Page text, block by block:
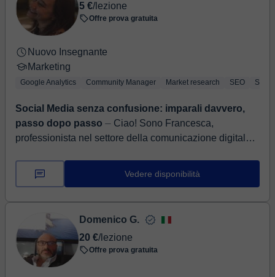
5 €/lezione
Offre prova gratuita
Nuovo Insegnante
Marketing
Google Analytics Community Manager Market research SEO
Social Media senza confusione: imparali davvero,
passo dopo passo ⏤ Ciao! Sono Francesca,
professionista nel settore della comunicazione digitale e
Comunicazione e lavo...
Vedere disponibilità
Domenico G.
20 €/lezione
Offre prova gratuita